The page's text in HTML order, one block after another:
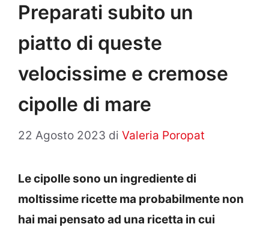
Preparati subito un
piatto di queste
velocissime e cremose
cipolle di mare
22 Agosto 2023 di Valeria Poropat
Le cipolle sono un ingrediente di
moltissime ricette ma probabilmente non
hai mai pensato ad una ricetta in cui